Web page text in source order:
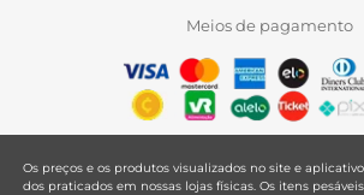
Meios de pagamento
Os preços e os produtos visualizados no site e
dos praticados em nossas lojas físicas. Os itens